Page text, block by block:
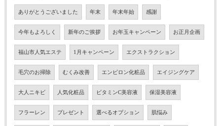
ありがとうございました 年末 年末年始 感謝
今年もよろしく 新年のご挨拶 お年玉キャンペーン お正月企画
福山市人気エステ 1月キャンペーン エクストラクション
毛穴のお掃除 むくみ改善 エンビロン化粧品 エイジングケア
大人ニキビ 人気化粧品 ビタミンC美容液 保湿美容液
フラーレン プレゼント 選べるオプション 肌悩み